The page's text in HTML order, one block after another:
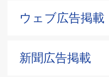
ウェブ広告掲載
新聞広告掲載